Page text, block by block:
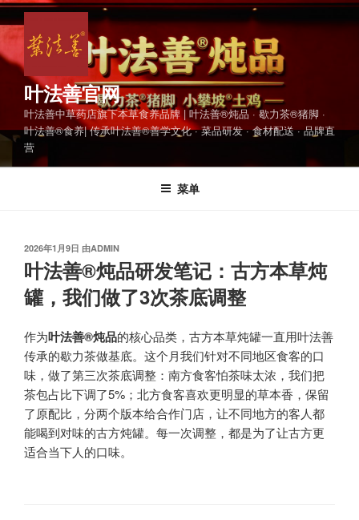
跳
至
容
叶法善官网
叶法善中草药店旗下本草食养品牌 | 叶法善®炖品 · 歇力茶®猪脚 ·
叶法善®食养| 传承叶法善®善学文化 · 菜品研发 · 食材配送 · 品牌直
营
菜单
发
布
于
2026年1月9日 由ADMIN
叶法善®炖品研发笔记：古方本草炖
罐，我们做了3次茶底调整
作为叶法善®炖品的核心品类，古方本草炖罐一直用叶法善
传承的歇力茶做基底。这个月我们针对不同地区食客的口
味，做了第三次茶底调整：南方食客怕茶味太浓，我们把
茶包占比下调了5%；北方食客喜欢更明显的草本香，保留
了原配比，分两个版本给合作门店，让不同地方的客人都
能喝到对味的古方炖罐。每一次调整，都是为了让古方更
适合当下人的口味。